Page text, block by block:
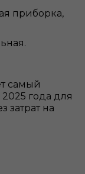
приборка,
самый
года для
затрат на